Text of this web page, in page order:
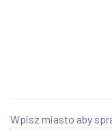
Wpisz miasto aby